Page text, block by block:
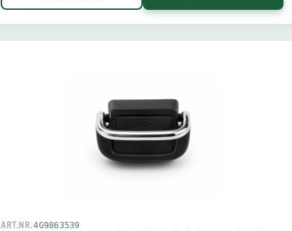
ART.NR.4G9863539